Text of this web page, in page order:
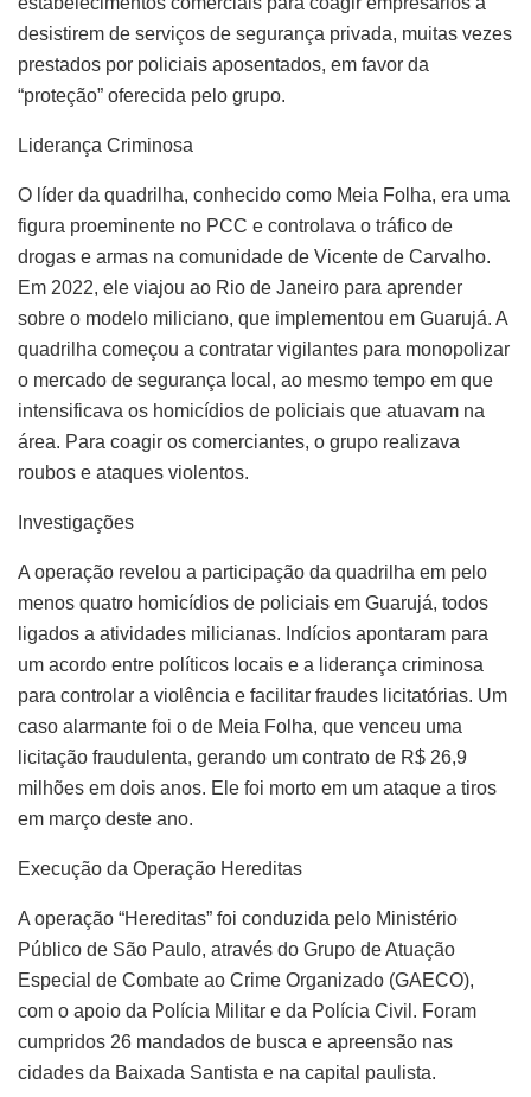
desistirem de serviços de segurança privada, muitas vezes
prestados por policiais aposentados, em favor da
“proteção” oferecida pelo grupo.
Liderança Criminosa
O líder da quadrilha, conhecido como Meia Folha, era uma
figura proeminente no PCC e controlava o tráfico de
drogas e armas na comunidade de Vicente de Carvalho.
Em 2022, ele viajou ao Rio de Janeiro para aprender
sobre o modelo miliciano, que implementou em Guarujá. A
quadrilha começou a contratar vigilantes para monopolizar
o mercado de segurança local, ao mesmo tempo em que
intensificava os homicídios de policiais que atuavam na
área. Para coagir os comerciantes, o grupo realizava
roubos e ataques violentos.
Investigações
A operação revelou a participação da quadrilha em pelo
menos quatro homicídios de policiais em Guarujá, todos
ligados a atividades milicianas. Indícios apontaram para
um acordo entre políticos locais e a liderança criminosa
para controlar a violência e facilitar fraudes licitatórias. Um
caso alarmante foi o de Meia Folha, que venceu uma
licitação fraudulenta, gerando um contrato de R$ 26,9
milhões em dois anos. Ele foi morto em um ataque a tiros
em março deste ano.
Execução da Operação Hereditas
A operação “Hereditas” foi conduzida pelo Ministério
Público de São Paulo, através do Grupo de Atuação
Especial de Combate ao Crime Organizado (GAECO),
com o apoio da Polícia Militar e da Polícia Civil. Foram
cumpridos 26 mandados de busca e apreensão nas
cidades da Baixada Santista e na capital paulista.